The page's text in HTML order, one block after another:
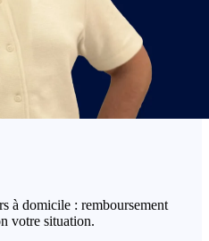
à domicile : remboursement
votre situation.